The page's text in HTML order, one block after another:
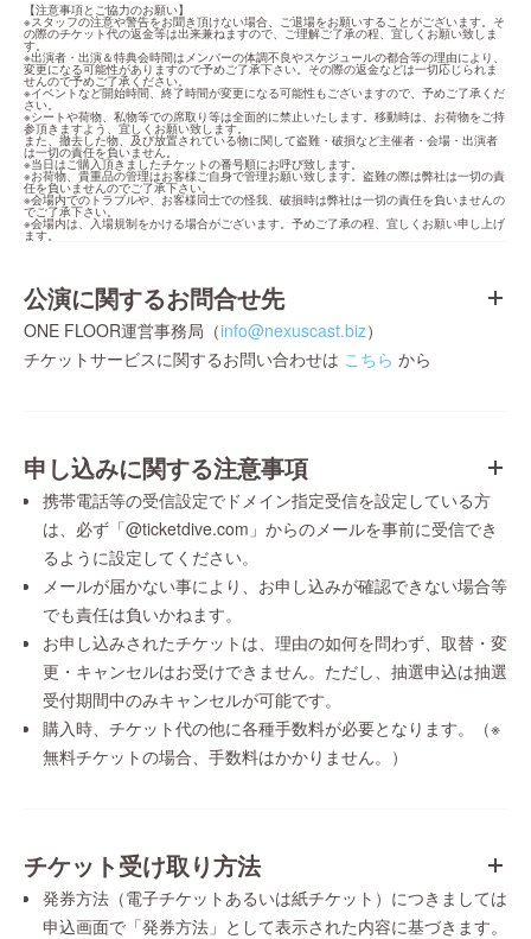
【注意事項とご協力のお願い】
※スタッフの注意や警告をお聞き頂けない場合、ご退場をお願いすることがございます。そ
の際のチケット代の返金等は出来兼ねますので、ご理解ご了承の程、宜しくお願い致しま
す。
※出演者・出演＆特典会時間はメンバーの体調不良やスケジュールの都合等の理由により、
変更になる可能性がありますので予めご了承下さい。その際の返金などは一切応じられま
せんので予めご了承ください。
※イベントなど開始時間、終了時間が変更になる可能性もございますので、予めご了承くだ
さい。
※シートや荷物、私物等での席取り等は全面的に禁止いたします。移動時は、お荷物をご持
参頂きますよう、宜しくお願い致します。
また、撤去した物、及び放置されている物に関して盗難・破損など主催者・会場・出演者
は一切の責任を負いません。
※当日はご購入頂きましたチケットの番号順にお呼び致します。
※お荷物、貴重品の管理はお客様ご自身で管理お願い致します。盗難の際は弊社は一切の責
任を負いませんのでご了承下さい。
※会場内でのトラブルや、お客様同士での怪我、破損時は弊社は一切の責任を負いませんの
でご了承下さい。
※会場内は、入場規制をかける場合がございます。予めご了承の程、宜しくお願い申し上げ
ます。
公演に関するお問合せ先
ONE FLOOR運営事務局（info@nexuscast.biz）
チケットサービスに関するお問い合わせは こちら から
申し込みに関する注意事項
携帯電話等の受信設定でドメイン指定受信を設定している方
は、必ず「@ticketdive.com」からのメールを事前に受信でき
るように設定してください。
メールが届かない事により、お申し込みが確認できない場合等
でも責任は負いかねます。
お申し込みされたチケットは、理由の如何を問わず、取替・変
更・キャンセルはお受けできません。ただし、抽選申込は抽選
受付期間中のみキャンセルが可能です。
購入時、チケット代の他に各種手数料が必要となります。（※
無料チケットの場合、手数料はかかりません。）
チケット受け取り方法
発券方法（電子チケットあるいは紙チケット）につきましては
申込画面で「発券方法」として表示された内容に基づきます。